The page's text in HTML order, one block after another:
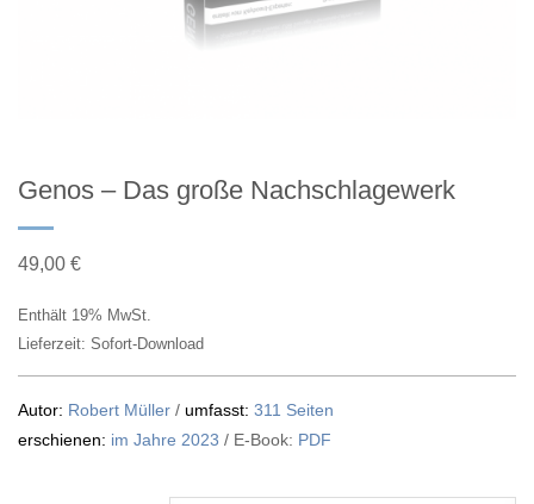
Genos – Das große Nachschlagewerk
49,00 €
Enthält 19% MwSt.
Lieferzeit: Sofort-Download
Autor: Robert Müller / umfasst: 311 Seiten
erschienen: im Jahre 2023 / E-Book: PDF